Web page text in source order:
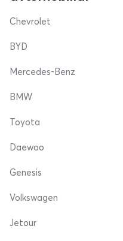
Chevrolet
BYD
Mercedes-Benz
BMW
Toyota
Daewoo
Genesis
Volkswagen
Jetour